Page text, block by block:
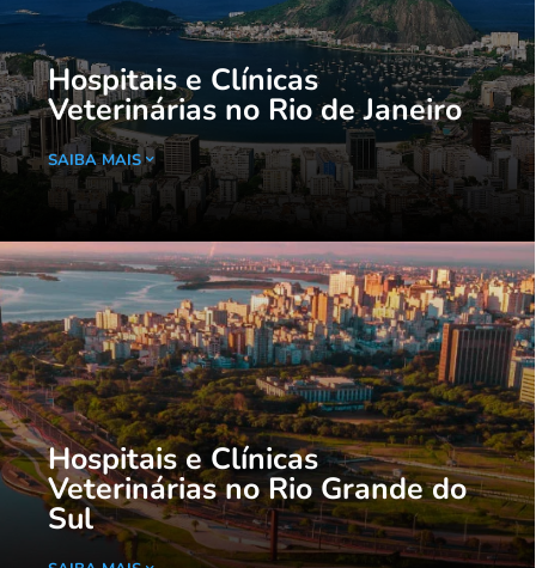
Hospitais e Clínicas
Veterinárias no Rio de Janeiro
SAIBA MAIS
Hospitais e Clínicas
Veterinárias no Rio Grande do
Sul